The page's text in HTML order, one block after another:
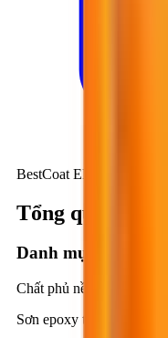
BestCoat EP609
Tổng quan kỹ
Danh mục
Chất phủ nền sàn
Sơn epoxy tự san phẳng,